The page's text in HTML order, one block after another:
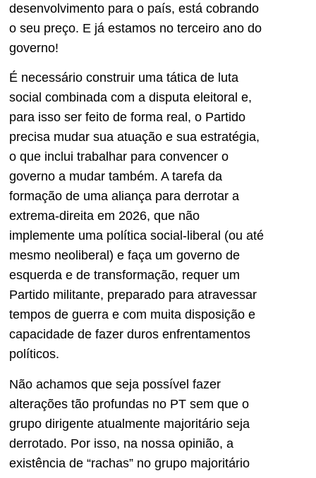
desenvolvimento para o país, está cobrando
o seu preço. E já estamos no terceiro ano do
governo!
É necessário construir uma tática de luta
social combinada com a disputa eleitoral e,
para isso ser feito de forma real, o Partido
precisa mudar sua atuação e sua estratégia,
o que inclui trabalhar para convencer o
governo a mudar também. A tarefa da
formação de uma aliança para derrotar a
extrema-direita em 2026, que não
implemente uma política social-liberal (ou até
mesmo neoliberal) e faça um governo de
esquerda e de transformação, requer um
Partido militante, preparado para atravessar
tempos de guerra e com muita disposição e
capacidade de fazer duros enfrentamentos
políticos.
Não achamos que seja possível fazer
alterações tão profundas no PT sem que o
grupo dirigente atualmente majoritário seja
derrotado. Por isso, na nossa opinião, a
existência de “rachas” no grupo majoritário